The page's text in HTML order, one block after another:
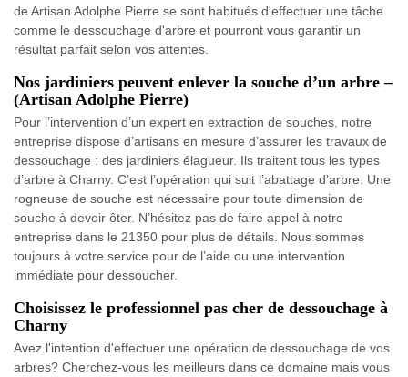
de Artisan Adolphe Pierre se sont habitués d'effectuer une tâche
comme le dessouchage d'arbre et pourront vous garantir un
résultat parfait selon vos attentes.
Nos jardiniers peuvent enlever la souche d’un arbre –
(Artisan Adolphe Pierre)
Pour l’intervention d’un expert en extraction de souches, notre
entreprise dispose d’artisans en mesure d’assurer les travaux de
dessouchage : des jardiniers élagueur. Ils traitent tous les types
d’arbre à Charny. C’est l’opération qui suit l’abattage d’arbre. Une
rogneuse de souche est nécessaire pour toute dimension de
souche à devoir ôter. N’hésitez pas de faire appel à notre
entreprise dans le 21350 pour plus de détails. Nous sommes
toujours à votre service pour de l’aide ou une intervention
immédiate pour dessoucher.
Choisissez le professionnel pas cher de dessouchage à
Charny
Avez l'intention d'effectuer une opération de dessouchage de vos
arbres? Cherchez-vous les meilleurs dans ce domaine mais vous